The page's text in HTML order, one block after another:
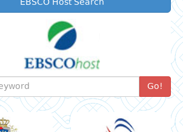
EBSCO Host Search
Go!